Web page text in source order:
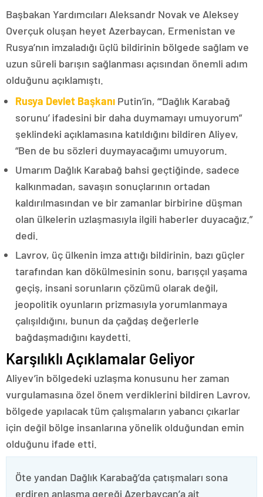
Başbakan Yardımcıları Aleksandr Novak ve Aleksey
Overçuk oluşan heyet Azerbaycan, Ermenistan ve
Rusya’nın imzaladığı üçlü bildirinin bölgede sağlam ve
uzun süreli barışın sağlanması açısından önemli adım
olduğunu açıklamıştı.
Rusya Devlet Başkanı Putin’in, “‘Dağlık Karabağ
sorunu’ ifadesini bir daha duymamayı umuyorum”
şeklindeki açıklamasına katıldığını bildiren Aliyev,
“Ben de bu sözleri duymayacağımı umuyorum.
Umarım Dağlık Karabağ bahsi geçtiğinde, sadece
kalkınmadan, savaşın sonuçlarının ortadan
kaldırılmasından ve bir zamanlar birbirine düşman
olan ülkelerin uzlaşmasıyla ilgili haberler duyacağız.”
dedi.
Lavrov, üç ülkenin imza attığı bildirinin, bazı güçler
tarafından kan dökülmesinin sonu, barışçıl yaşama
geçiş, insani sorunların çözümü olarak değil,
jeopolitik oyunların prizmasıyla yorumlanmaya
çalışıldığını, bunun da çağdaş değerlerle
bağdaşmadığını kaydetti.
Karşılıklı Açıklamalar Geliyor
Aliyev’in bölgedeki uzlaşma konusunu her zaman
vurgulamasına özel önem verdiklerini bildiren Lavrov,
bölgede yapılacak tüm çalışmaların yabancı çıkarlar
için değil bölge insanlarına yönelik olduğundan emin
olduğunu ifade etti.
Öte yandan Dağlık Karabağ’da çatışmaları sona
erdiren anlaşma gereği Azerbaycan’a ait